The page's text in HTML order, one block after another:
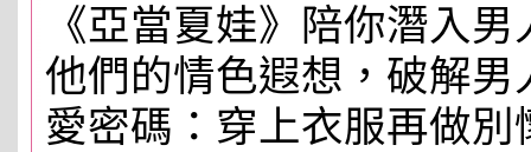
《亞當夏娃》陪你潛入
他們的情色遐想，破解男
愛密碼：穿上衣服再做